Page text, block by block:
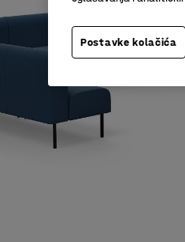
Postavke kolačića